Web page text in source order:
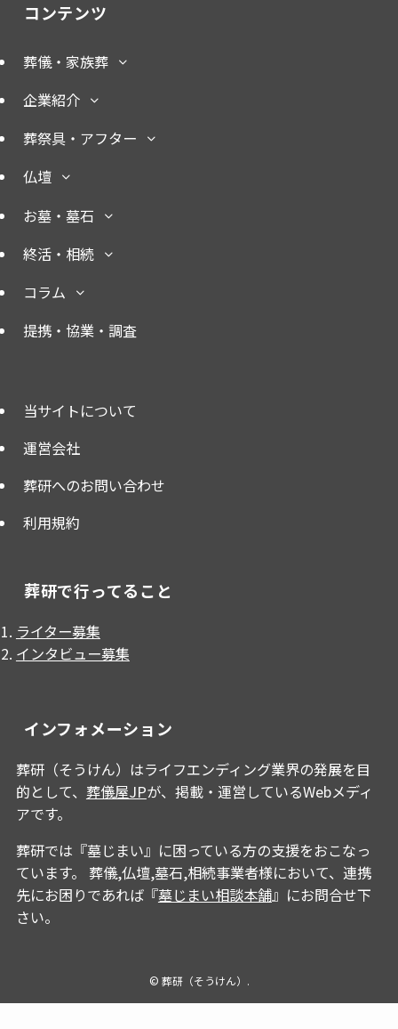
コンテンツ
葬儀・家族葬
企業紹介
葬祭具・アフター
仏壇
お墓・墓石
終活・相続
コラム
提携・協業・調査
当サイトについて
運営会社
葬研へのお問い合わせ
利用規約
葬研で行ってること
ライター募集
インタビュー募集
インフォメーション
葬研（そうけん）はライフエンディング業界の発展を目
的として、 葬儀屋JPが、掲載・運営しているWebメディ
アです。
葬研では『墓じまい』に困っている方の支援をおこなっ
ています。 葬儀,仏壇,墓石,相続事業者様において、連携
先にお困りであれば『墓じまい相談本舗』にお問合せ下
さい。
© 葬研（そうけん）.